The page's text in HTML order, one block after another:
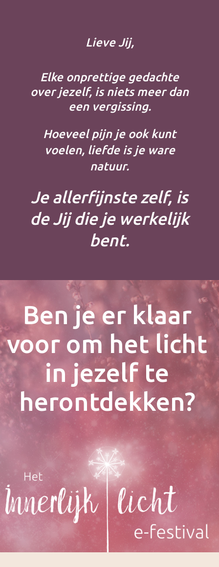
Lieve Jij,
Elke onprettige gedachte
over jezelf, is niets meer dan
een vergissing.
Hoeveel pijn je ook kunt
voelen, liefde is je ware
natuur.
Je allerfijnste zelf, is
de Jij die je werkelijk
bent.
Ben je er klaar
voor om het licht
in jezelf te
herontdekken?